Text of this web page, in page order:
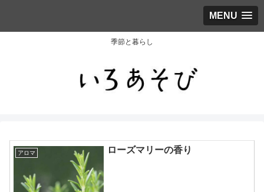
MENU
季節と暮らし
アロマ ローズマリーの香り